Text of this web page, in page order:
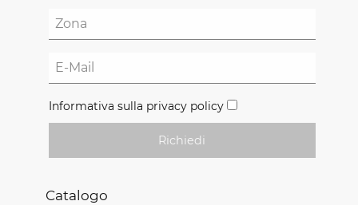
Informativa sulla privacy policy
Richiedi
Catalogo